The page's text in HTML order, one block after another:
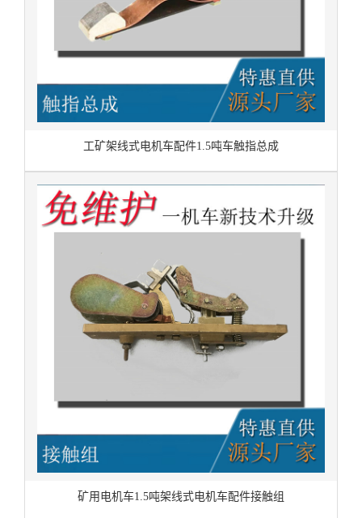
工矿架线式电机车配件1.5吨车触指总成
矿用电机车1.5吨架线式电机车配件接触组